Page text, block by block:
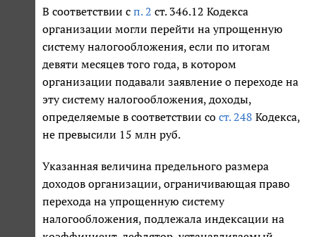
В соответствии с п. 2 ст. 346.12 Кодекса
организации могли перейти на упрощенную
систему налогообложения, если по итогам
девяти месяцев того года, в котором
организации подавали заявление о переходе на
эту систему налогообложения, доходы,
определяемые в соответствии со ст. 248 Кодекса,
не превысили 15 млн руб.
Указанная величина предельного размера
доходов организации, ограничивающая право
перехода на упрощенную систему
налогообложения, подлежала индексации на